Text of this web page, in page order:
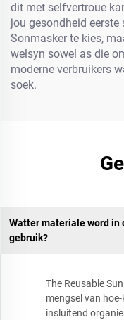
dit met selfvertroue
jou gesondheid eerste
Sonmasker te kies,
welsyn sowel as die
moderne verbruikers
soek.
Watter materiale word in
gebruik?
The Reusable
mengsel van
insluitend